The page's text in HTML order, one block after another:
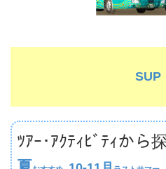
SUP
ﾂｱｰ･ｱｸﾃｨﾋﾞﾃｨから